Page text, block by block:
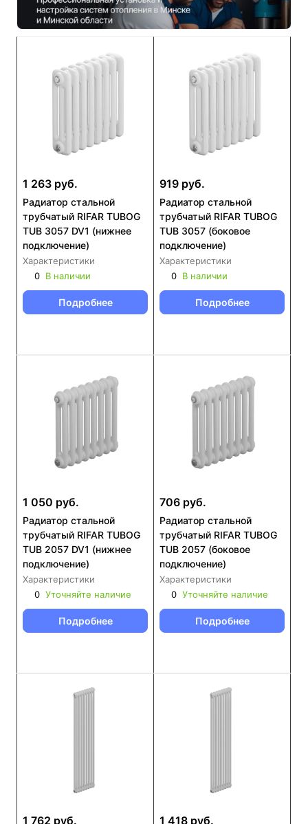
1 263 руб.
Радиатор стальной
трубчатый RIFAR TUBOG
TUB 3057 DV1 (нижнее
подключение)
Характеристики
0 В наличии
Подробнее
919 руб.
Радиатор стальной
трубчатый RIFAR TUBOG
TUB 3057 (боковое
подключение)
Характеристики
0 В наличии
Подробнее
1 050 руб.
Радиатор стальной
трубчатый RIFAR TUBOG
TUB 2057 DV1 (нижнее
подключение)
Характеристики
0 Уточняйте наличие
Подробнее
706 руб.
Радиатор стальной
трубчатый RIFAR TUBOG
TUB 2057 (боковое
подключение)
Характеристики
0 Уточняйте наличие
Подробнее
1 762 руб. 1 418 руб.